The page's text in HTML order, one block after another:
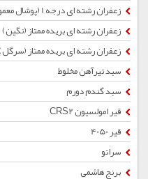
زعفران رشته ای درجه 1 (پوشال معمولی)
زعفران رشته ای بریده ممتاز (نگین)
زعفران رشته ای بریده ممتاز
سبد تیرآهن مخلوط
سبد گندم دورم
قیر امولسیون CRS2
قیر 4050
سراتو
برنج هاشمی